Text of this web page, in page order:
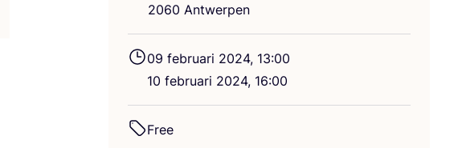
2060 Antwerpen
09 febru­a­ri 2024, 13:00
10 febru­a­ri 2024, 16:00
Free